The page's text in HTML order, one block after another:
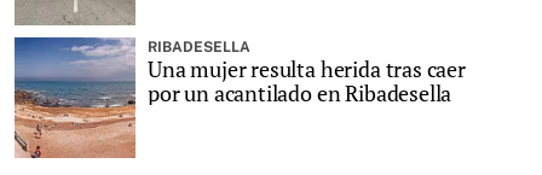
RIBADESELLA
Una mujer resulta herida tras caer
por un acantilado en Ribadesella